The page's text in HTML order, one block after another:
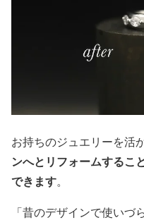
お持ちのジュエリーを活
ンへとリフォームするこ
できます。
「昔のデザインで使いづ